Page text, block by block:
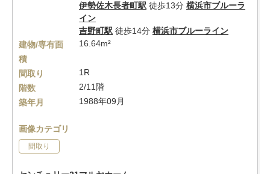
伊勢佐木長者町駅 徒歩13分 横浜市ブルーラ
イン
吉野町駅 徒歩14分 横浜市ブルーライン
建物/専有面
積
16.64m²
間取り
1R
階数
2/11階
築年月
1988年09月
画像カテゴリ
間取り